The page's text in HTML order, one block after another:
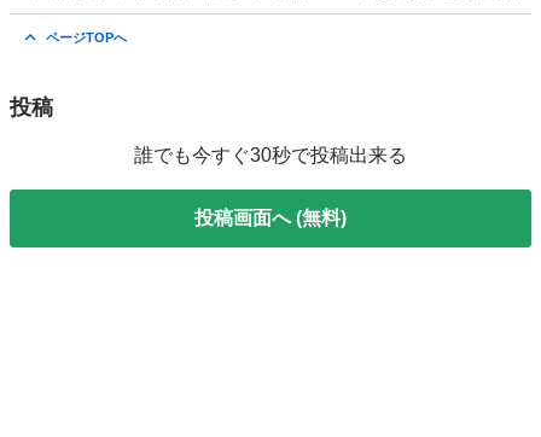
ページTOPへ
投稿
誰でも今すぐ30秒で投稿出来る
投稿画面へ (無料)